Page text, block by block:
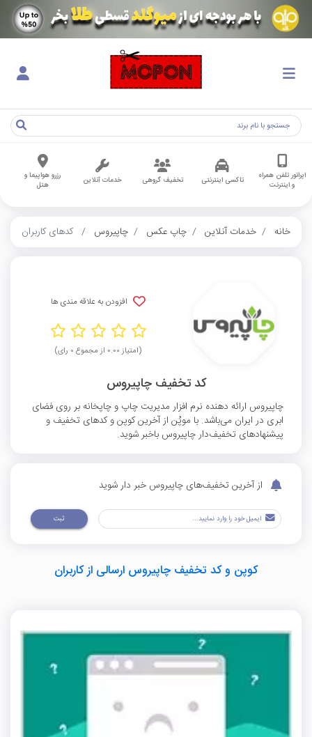
اپراتور تلفن همراه
و اینترنت
تاکسی اینترنتی تخفیف گروهی خدمات آنلاین
رزرو هواپیما و
هتل
خانه خدمات آنلاین چاپ عکس چاپیروس کدهای کاربران
افزودن به علاقه مندی ها
(امتیاز ۰.۰۰ از مجموع ۰ رای)
کد تخفیف چاپیروس
چاپیروس ارائه دهنده نرم افزار مدیریت چاپ و چاپخانه بر روی فضای
ابری در ایران می‌باشد. با موپُن از آخرین کوپن و کدهای تخفیف و
پیشنهادهای تخفیف‌دار چاپیروس باخبر شوید.
از آخرین تخفیف‌های چاپیروس خبر دار شوید
ثبت
کوپن و کد تخفیف چاپیروس ارسالی از کاربران